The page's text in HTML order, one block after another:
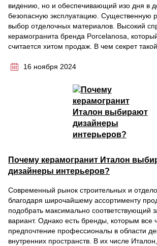
видению, но и обеспечивающий изо дня в
безопасную эксплуатацию. Существенную
выбор отделочных материалов. Высокий
керамогранита бренда Porcelanosa,
считается хитом продаж. В чем секрет
16 ноября 2024
Почему керамогранит Италон
дизайнеры интерьеров?
Современный рынок строительных и
благодаря широчайшему ассортименту
подобрать максимально соответствующий
вариант. Однако есть бренды, которым все
предпочтение профессионалы в области
внутренних пространств. В их числе